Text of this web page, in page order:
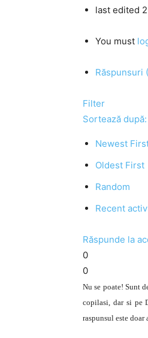
last edited
You must
Răspunsuri
Filter
Sortează după:
Newest
Oldest First
Random
Recent activ
Răspunde la
0
0
Nu se poate! Sunt
copilasi, dar si pe
raspunsul este